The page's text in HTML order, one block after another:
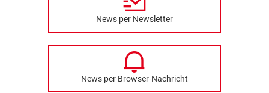
News per Newsletter
News per Browser-Nachricht